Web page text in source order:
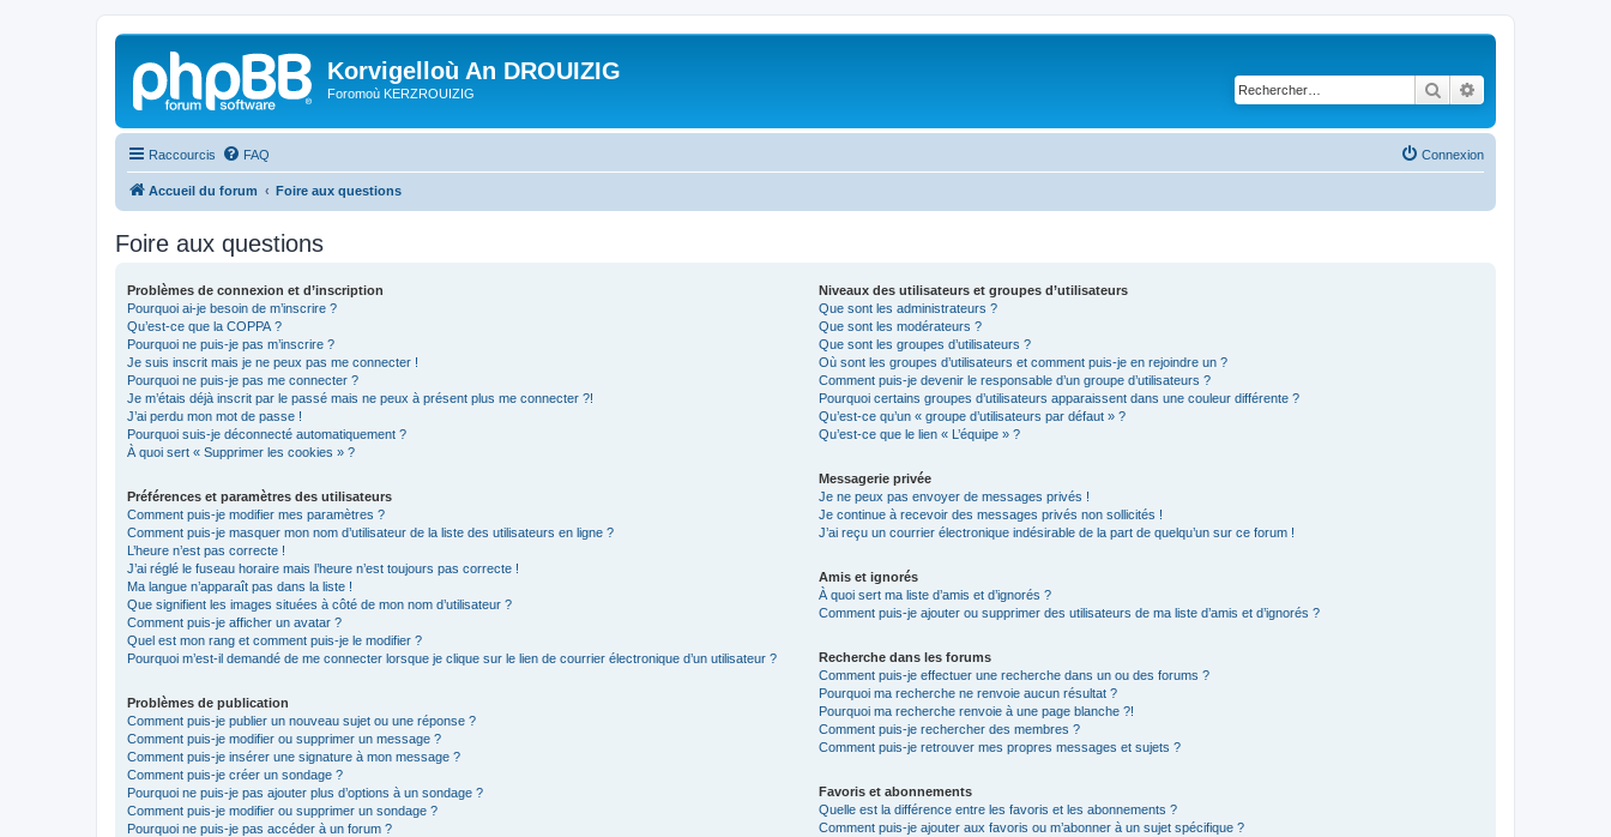
Korvigelloù An DROUIZIG
Foromoù KERZROUIZIG Rechercher
Raccourcis FAQ Connexion
Accueil du forum Foire aux questions
Foire aux questions
Problèmes de connexion et d’inscription
Pourquoi ai-je besoin de m’inscrire ?
Qu’est-ce que la COPPA ?
Pourquoi ne puis-je pas m’inscrire ?
Je suis inscrit mais je ne peux pas me connecter !
Pourquoi ne puis-je pas me connecter ?
Je m’étais déjà inscrit par le passé mais ne peux à présent plus me connecter ?!
J’ai perdu mon mot de passe !
Pourquoi suis-je déconnecté automatiquement ?
À quoi sert « Supprimer les cookies » ?
Préférences et paramètres des utilisateurs
Comment puis-je modifier mes paramètres ?
Comment puis-je masquer mon nom d’utilisateur de la liste des utilisateurs en ligne ?
L’heure n’est pas correcte !
J’ai réglé le fuseau horaire mais l’heure n’est toujours pas correcte !
Ma langue n’apparaît pas dans la liste !
Que signifient les images situées à côté de mon nom d’utilisateur ?
Comment puis-je afficher un avatar ?
Quel est mon rang et comment puis-je le modifier ?
Pourquoi m’est-il demandé de me connecter lorsque je clique sur le lien de courrier électronique d’un utilisateur ?
Problèmes de publication
Comment puis-je publier un nouveau sujet ou une réponse ?
Comment puis-je modifier ou supprimer un message ?
Comment puis-je insérer une signature à mon message ?
Comment puis-je créer un sondage ?
Pourquoi ne puis-je pas ajouter plus d’options à un sondage ?
Comment puis-je modifier ou supprimer un sondage ?
Pourquoi ne puis-je pas accéder à un forum ?
Niveaux des utilisateurs et groupes d’utilisateurs
Que sont les administrateurs ?
Que sont les modérateurs ?
Que sont les groupes d’utilisateurs ?
Où sont les groupes d’utilisateurs et comment puis-je en rejoindre un ?
Comment puis-je devenir le responsable d’un groupe d’utilisateurs ?
Pourquoi certains groupes d’utilisateurs apparaissent dans une couleur différente ?
Qu’est-ce qu’un « groupe d’utilisateurs par défaut » ?
Qu’est-ce que le lien « L’équipe » ?
Messagerie privée
Je ne peux pas envoyer de messages privés !
Je continue à recevoir des messages privés non sollicités !
J’ai reçu un courrier électronique indésirable de la part de quelqu’un sur ce forum !
Amis et ignorés
À quoi sert ma liste d’amis et d’ignorés ?
Comment puis-je ajouter ou supprimer des utilisateurs de ma liste d’amis et d’ignorés ?
Recherche dans les forums
Comment puis-je effectuer une recherche dans un ou des forums ?
Pourquoi ma recherche ne renvoie aucun résultat ?
Pourquoi ma recherche renvoie à une page blanche ?!
Comment puis-je rechercher des membres ?
Comment puis-je retrouver mes propres messages et sujets ?
Favoris et abonnements
Quelle est la différence entre les favoris et les abonnements ?
Comment puis-je ajouter aux favoris ou m’abonner à un sujet spécifique ?